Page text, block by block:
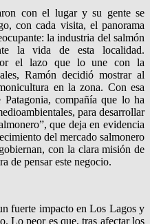
con el lugar y su gente se
con cada visita, el panorama
la industria del salmón
la vida de esta localidad.
el lazo que lo une con la
Ramón decidió mostrar al
en la zona. Con esa
compañía que lo ha
para desarrollar
que deja en evidencia
del mercado salmonero
con la clara misión de
de pensar este negocio.
fuerte impacto en Los Lagos y
Lo peor es que, tras afectar los